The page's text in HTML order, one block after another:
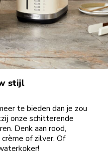
stijl
te bieden dan je zou
onze schitterende
Denk aan rood,
of zilver. Of